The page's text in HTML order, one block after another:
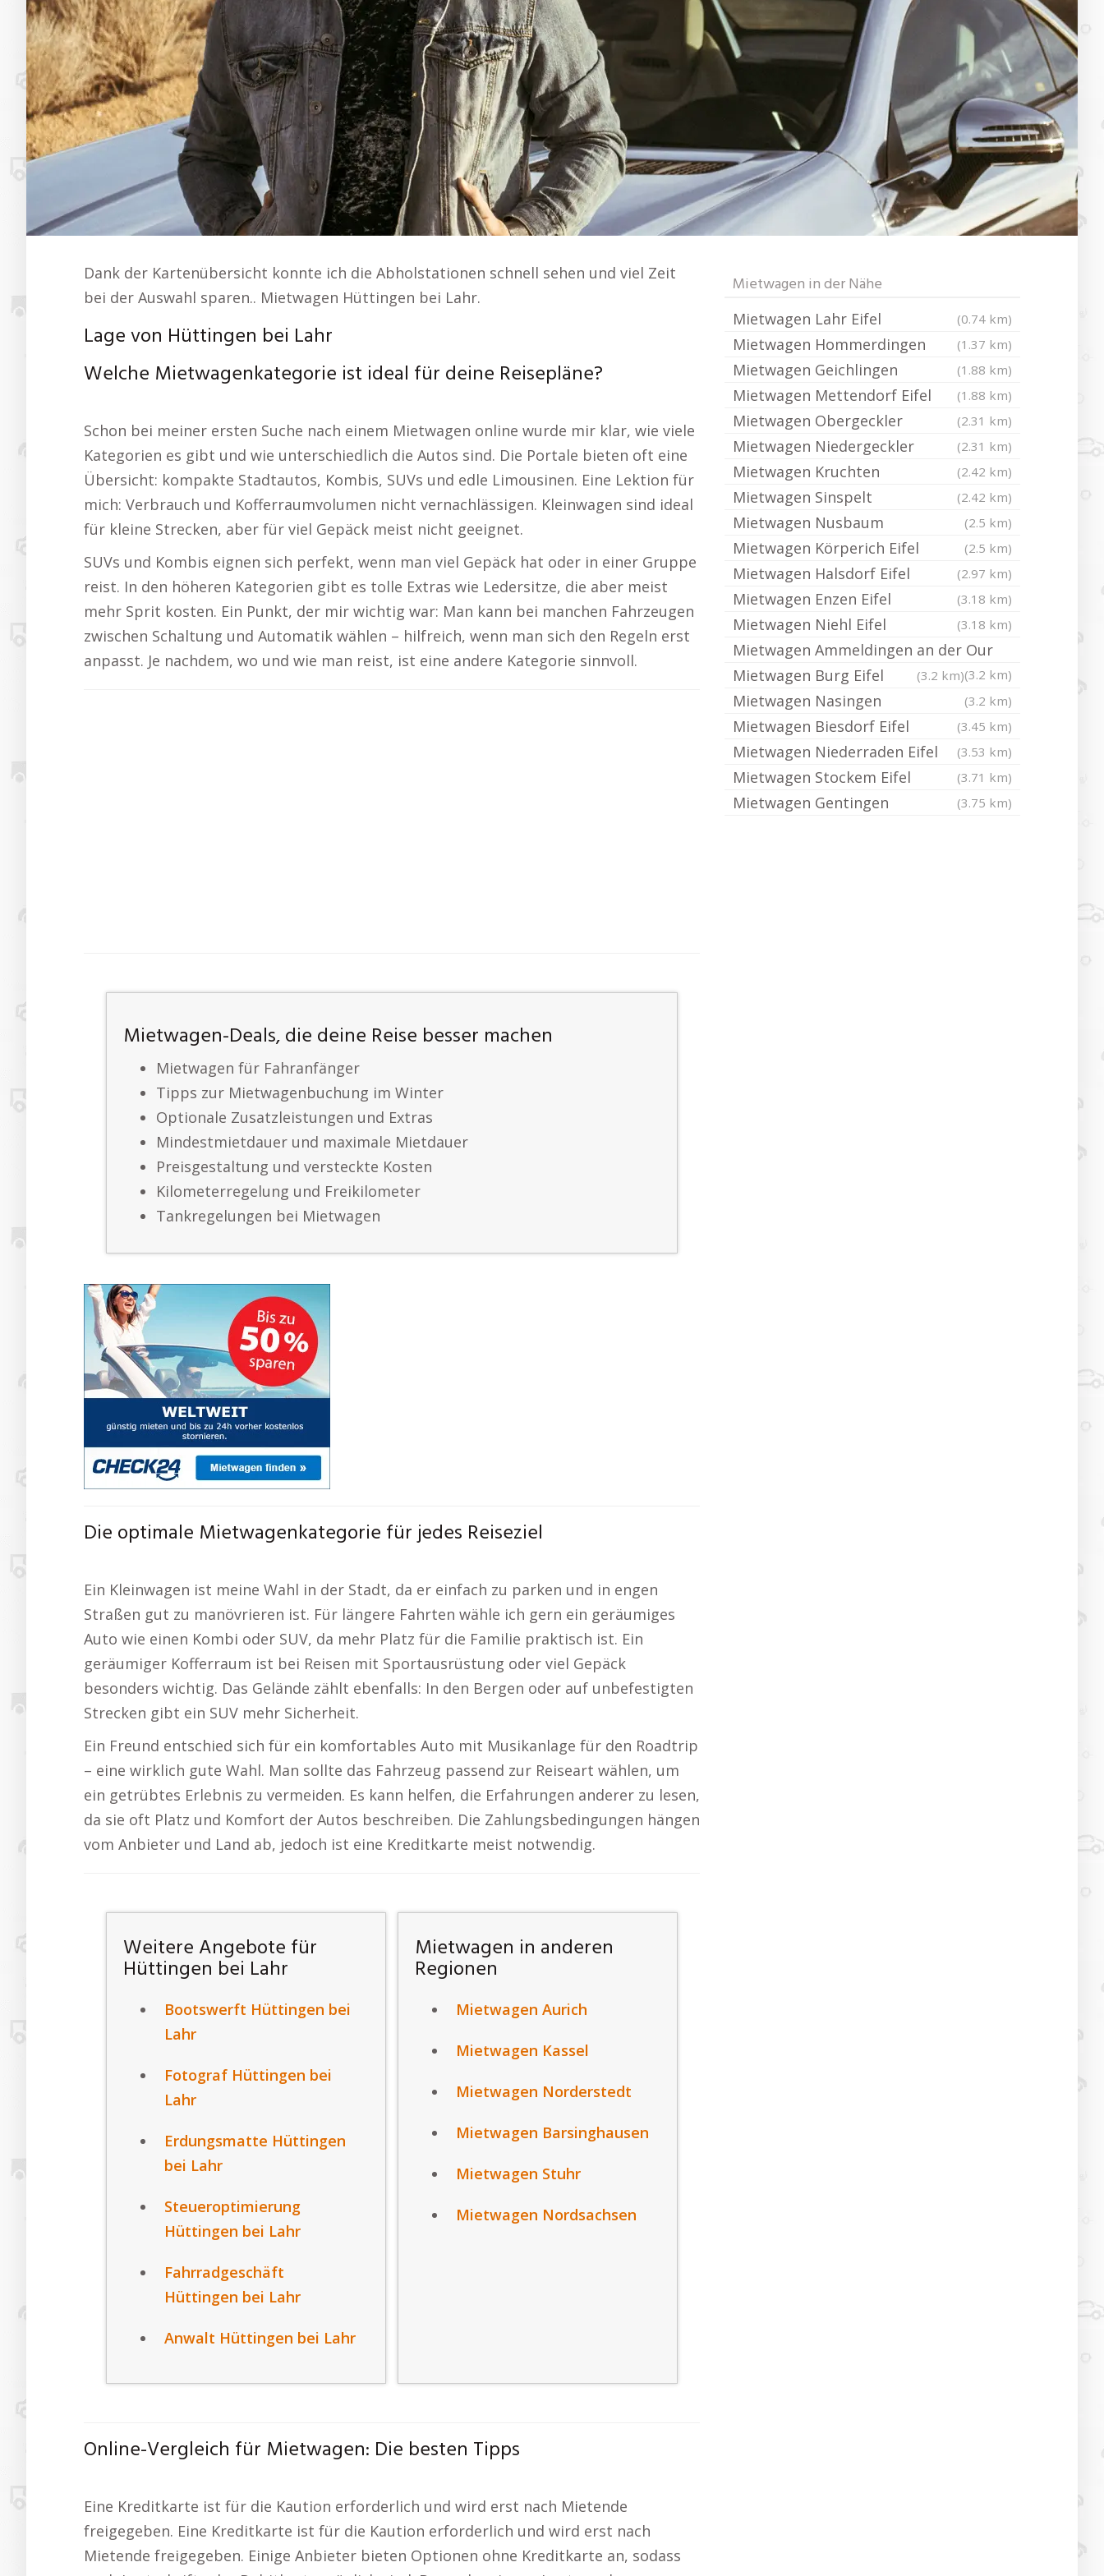
Dank der Kartenübersicht konnte ich die Abholstationen schnell sehen und viel Zeit
bei der Auswahl sparen.. Mietwagen Hüttingen bei Lahr.
Lage von Hüttingen bei Lahr
Welche Mietwagenkategorie ist ideal für deine Reisepläne?
Schon bei meiner ersten Suche nach einem Mietwagen online wurde mir klar, wie viele
Kategorien es gibt und wie unterschiedlich die Autos sind. Die Portale bieten oft eine
Übersicht: kompakte Stadtautos, Kombis, SUVs und edle Limousinen. Eine Lektion für
mich: Verbrauch und Kofferraumvolumen nicht vernachlässigen. Kleinwagen sind ideal
für kleine Strecken, aber für viel Gepäck meist nicht geeignet.
SUVs und Kombis eignen sich perfekt, wenn man viel Gepäck hat oder in einer Gruppe
reist. In den höheren Kategorien gibt es tolle Extras wie Ledersitze, die aber meist
mehr Sprit kosten. Ein Punkt, der mir wichtig war: Man kann bei manchen Fahrzeugen
zwischen Schaltung und Automatik wählen – hilfreich, wenn man sich den Regeln erst
anpasst. Je nachdem, wo und wie man reist, ist eine andere Kategorie sinnvoll.
Mietwagen-Deals, die deine Reise besser machen
Mietwagen für Fahranfänger
Tipps zur Mietwagenbuchung im Winter
Optionale Zusatzleistungen und Extras
Mindestmietdauer und maximale Mietdauer
Preisgestaltung und versteckte Kosten
Kilometerregelung und Freikilometer
Tankregelungen bei Mietwagen
Die optimale Mietwagenkategorie für jedes Reiseziel
Ein Kleinwagen ist meine Wahl in der Stadt, da er einfach zu parken und in engen
Straßen gut zu manövrieren ist. Für längere Fahrten wähle ich gern ein geräumiges
Auto wie einen Kombi oder SUV, da mehr Platz für die Familie praktisch ist. Ein
geräumiger Kofferraum ist bei Reisen mit Sportausrüstung oder viel Gepäck
besonders wichtig. Das Gelände zählt ebenfalls: In den Bergen oder auf unbefestigten
Strecken gibt ein SUV mehr Sicherheit.
Ein Freund entschied sich für ein komfortables Auto mit Musikanlage für den Roadtrip
– eine wirklich gute Wahl. Man sollte das Fahrzeug passend zur Reiseart wählen, um
ein getrübtes Erlebnis zu vermeiden. Es kann helfen, die Erfahrungen anderer zu lesen,
da sie oft Platz und Komfort der Autos beschreiben. Die Zahlungsbedingungen hängen
vom Anbieter und Land ab, jedoch ist eine Kreditkarte meist notwendig.
Weitere Angebote für
Hüttingen bei Lahr
Bootswerft Hüttingen bei
Lahr
Fotograf Hüttingen bei
Lahr
Erdungsmatte Hüttingen
bei Lahr
Steueroptimierung
Hüttingen bei Lahr
Fahrradgeschäft
Hüttingen bei Lahr
Anwalt Hüttingen bei Lahr
Mietwagen in anderen
Regionen
Mietwagen Aurich
Mietwagen Kassel
Mietwagen Norderstedt
Mietwagen Barsinghausen
Mietwagen Stuhr
Mietwagen Nordsachsen
Online-Vergleich für Mietwagen: Die besten Tipps
Eine Kreditkarte ist für die Kaution erforderlich und wird erst nach Mietende
freigegeben. Eine Kreditkarte ist für die Kaution erforderlich und wird erst nach
Mietende freigegeben. Einige Anbieter bieten Optionen ohne Kreditkarte an, sodass
Mietwagen in der Nähe
Mietwagen Lahr Eifel (0.74 km)
Mietwagen Hommerdingen (1.37 km)
Mietwagen Geichlingen (1.88 km)
Mietwagen Mettendorf Eifel (1.88 km)
Mietwagen Obergeckler (2.31 km)
Mietwagen Niedergeckler (2.31 km)
Mietwagen Kruchten (2.42 km)
Mietwagen Sinspelt (2.42 km)
Mietwagen Nusbaum (2.5 km)
Mietwagen Körperich Eifel (2.5 km)
Mietwagen Halsdorf Eifel (2.97 km)
Mietwagen Enzen Eifel (3.18 km)
Mietwagen Niehl Eifel (3.18 km)
Mietwagen Ammeldingen an der Our
(3.2 km)
Mietwagen Burg Eifel (3.2 km)
Mietwagen Nasingen (3.2 km)
Mietwagen Biesdorf Eifel (3.45 km)
Mietwagen Niederraden Eifel (3.53 km)
Mietwagen Stockem Eifel (3.71 km)
Mietwagen Gentingen (3.75 km)